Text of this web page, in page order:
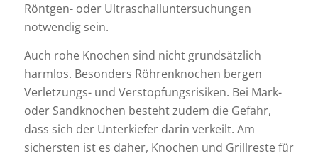
Röntgen- oder Ultraschalluntersuchungen
notwendig sein.
Auch rohe Knochen sind nicht grundsätzlich
harmlos. Besonders Röhrenknochen bergen
Verletzungs- und Verstopfungsrisiken. Bei Mark-
oder Sandknochen besteht zudem die Gefahr,
dass sich der Unterkiefer darin verkeilt. Am
sichersten ist es daher, Knochen und Grillreste für